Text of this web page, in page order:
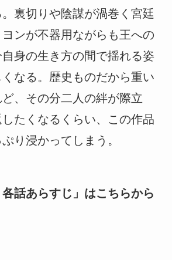
裏切りや陰謀が渦巻く宮廷
ンが不器用ながらも王への
身の生き方の間で揺れる姿
なる。歴史ものだから重い
、その分二人の絆が際立
たくなるくらい、この作品
り浸かってしまう。
各話あらすじ」はこちらから